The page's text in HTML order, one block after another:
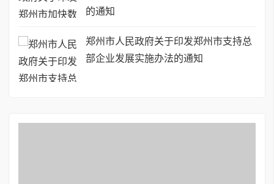
的通知
郑州市人民政府关于印发郑州市支持总
部企业发展实施办法的通知